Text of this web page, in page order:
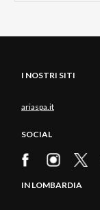
I NOSTRI SITI
ariaspa.it
SOCIAL
IN LOMBARDIA